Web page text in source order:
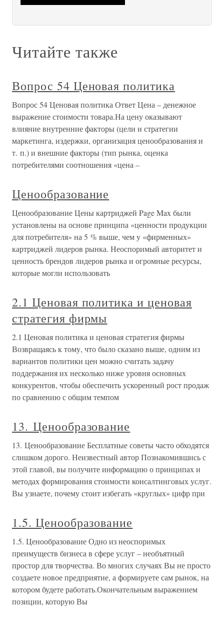
Читайте также
Вопрос 54 Ценовая политика
Вопрос 54 Ценовая политика Ответ Цена – денежное
выражение стоимости товара.На цену оказывают
влияние внутренние факторы (цели и стратегии
маркетинга, издержки, организация ценообразования и
т. п.) и внешние факторы (тип рынка, оценка
потребителями соотношения «цена –
Ценообразование
Ценообразование Цены картриджей Page Max были
установлены на основе принципа «ценности продукции
для потребителя» на 5 % выше, чем у «фирменных»
картриджей лидеров рынка. Неоспоримый авторитет и
ценность брендов лидеров рынка и огромные ресурсы,
которые могли использовать
2.1 Ценовая политика и ценовая
стратегия фирмы
2.1 Ценовая политика и ценовая стратегия фирмы
Возвращаясь к тому, что было сказано выше, одним из
вариантов политики цен можно считать задачу
поддержания их несколько ниже уровня основных
конкурентов, чтобы обеспечить ускоренный рост продаж
по сравнению с общим темпом
13. Ценообразование
13. Ценообразование Бесплатные советы часто обходятся
слишком дорого. Неизвестный автор Познакомившись с
этой главой, вы получите информацию о принципах и
методах формирования стоимости консалтинговых услуг.
Вы узнаете, почему стоит избегать «круглых» цифр при
1.5. Ценообразование
1.5. Ценообразование Одно из неоспоримых
преимуществ бизнеса в сфере услуг – необъятный
простор для творчества. Во многих случаях Вы не просто
создаете новое предприятие, а формируете сам рынок, на
котором будете работать.Окончательным выражением
позиции, которую Вы